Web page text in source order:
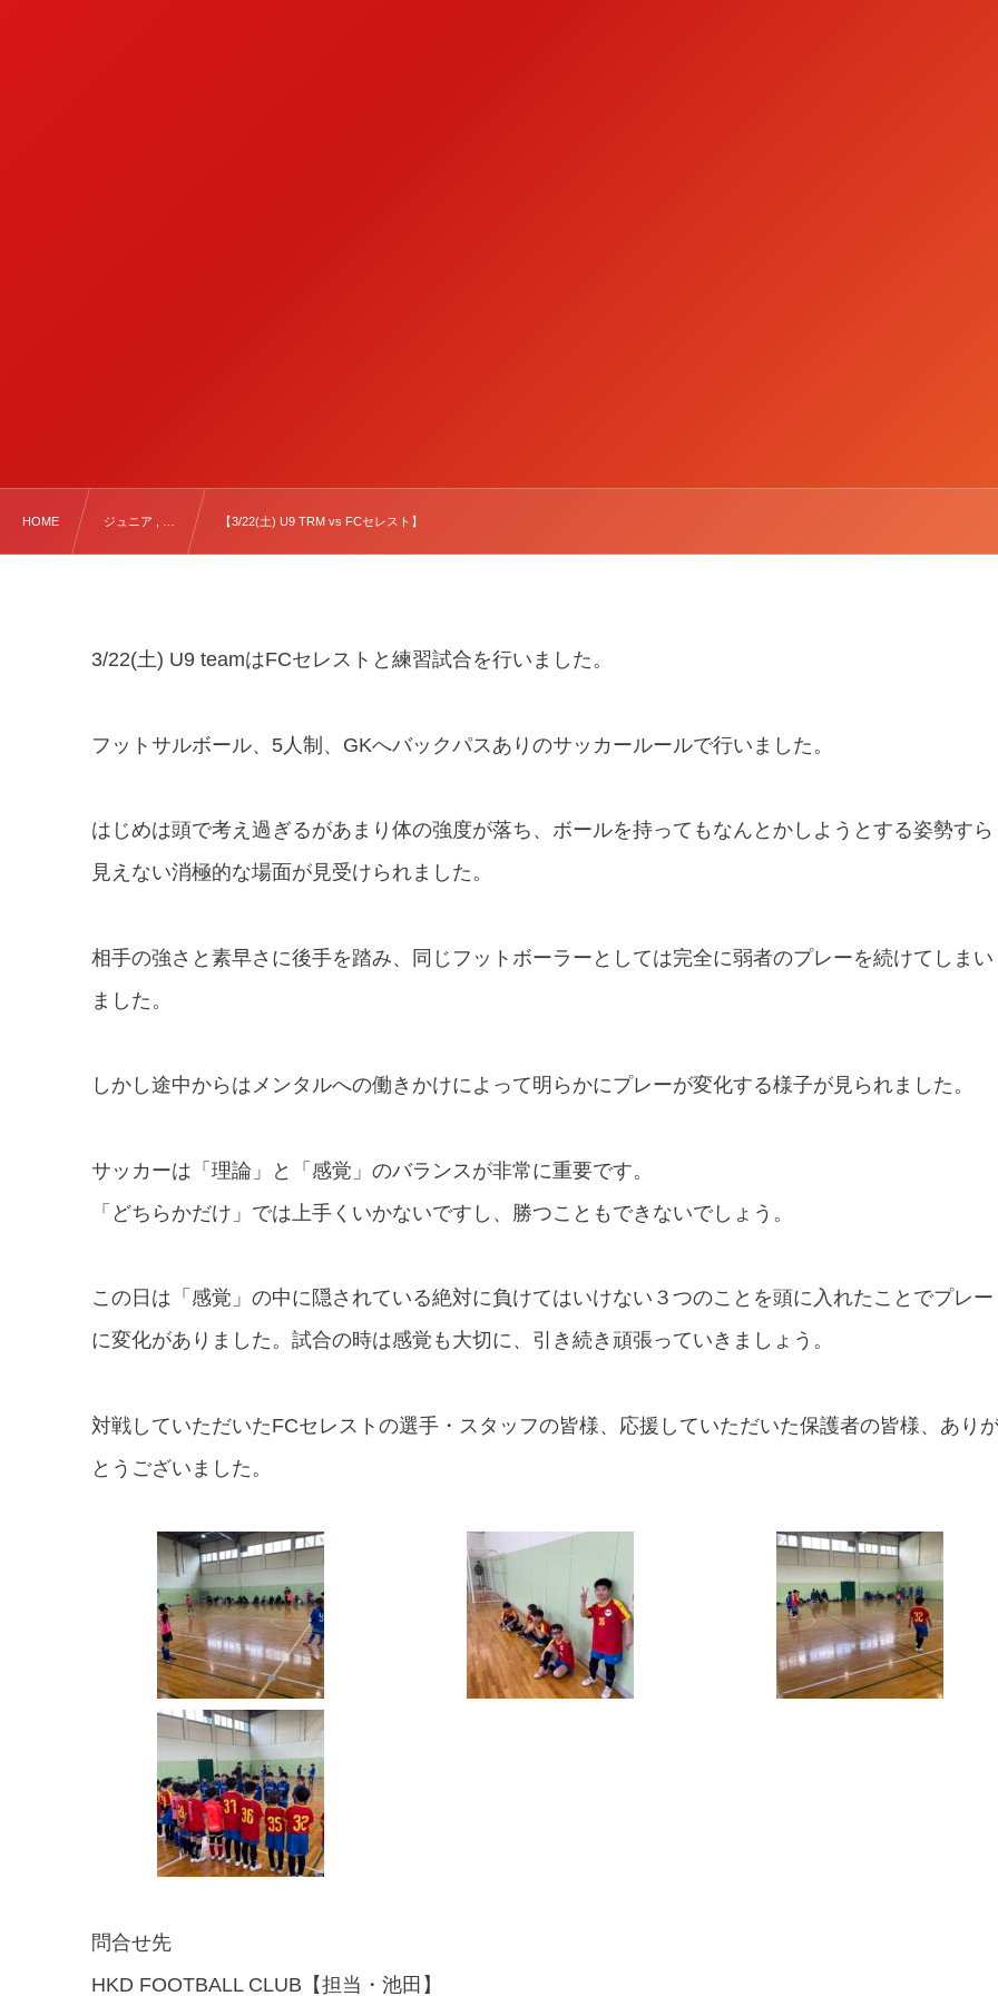
HOME ジュニア , … 【3/22(土) U9 TRM vs FCセレスト】
3/22(土) U9 teamはFCセレストと練習試合を行いました。
フットサルボール、5人制、GKへバックパスありのサッカールールで行いました。
はじめは頭で考え過ぎるがあまり体の強度が落ち、ボールを持ってもなんとかしようとする姿勢すら
見えない消極的な場面が見受けられました。
相手の強さと素早さに後手を踏み、同じフットボーラーとしては完全に弱者のプレーを続けてしまい
ました。
しかし途中からはメンタルへの働きかけによって明らかにプレーが変化する様子が見られました。
サッカーは「理論」と「感覚」のバランスが非常に重要です。
「どちらかだけ」では上手くいかないですし、勝つこともできないでしょう。
この日は「感覚」の中に隠されている絶対に負けてはいけない３つのことを頭に入れたことでプレー
に変化がありました。試合の時は感覚も大切に、引き続き頑張っていきましょう。
対戦していただいたFCセレストの選手・スタッフの皆様、応援していただいた保護者の皆様、あり
とうございました。
問合せ先
HKD FOOTBALL CLUB【担当・池田】